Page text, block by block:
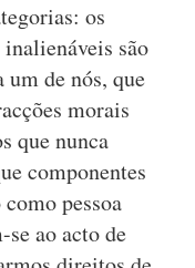
os
são
um de nós, que
morais
que nunca
componentes
pessoa
ao acto de